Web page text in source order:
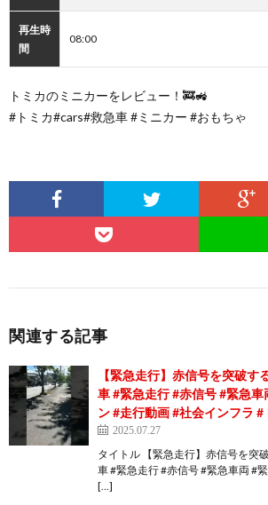
再生時
間
08:00
トミカのミニカーをレビュー！🚒🚜
#トミカ#cars#救急車 #ミニカー #おもちゃ
関連する記事
【緊急走行】赤信号を突破す
車 #緊急走行 #赤信号 #緊急
ン #走行動画 #社会インフラ
2025.07.27
タイトル 【緊急走行】赤信号を突
車 #緊急走行 #赤信号 #緊急車両 #
[…]